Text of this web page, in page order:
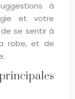
à
et votre
se sentir à
robe, et de